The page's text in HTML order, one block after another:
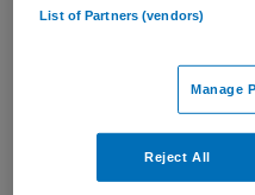
Deze vacature Lid Raad
u wellicht interessant zijn.
List of Partners (vendors)
Manage
Reject All